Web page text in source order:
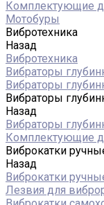
Комплектующие
Мотобуры
Вибротехника
Назад
Вибротехника
Вибраторы
Вибраторы
Вибраторы
Назад
Вибраторы
Комплектующие
Виброкатки
Назад
Виброкатки
Лезвия для